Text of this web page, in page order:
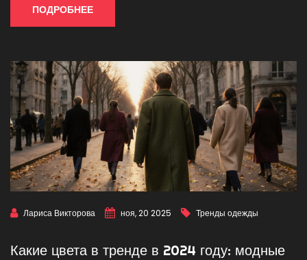
ПОДРОБНЕЕ
Лариса Викторова ноя, 20 2025 Тренды одежды
Какие цвета в тренде в 2024 году: модные